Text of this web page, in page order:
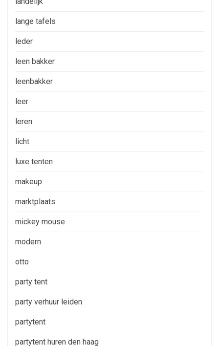
lange tafels
leder
leen bakker
leenbakker
leer
leren
licht
luxe tenten
makeup
marktplaats
mickey mouse
modern
otto
party tent
party verhuur leiden
partytent
partytent huren den haag